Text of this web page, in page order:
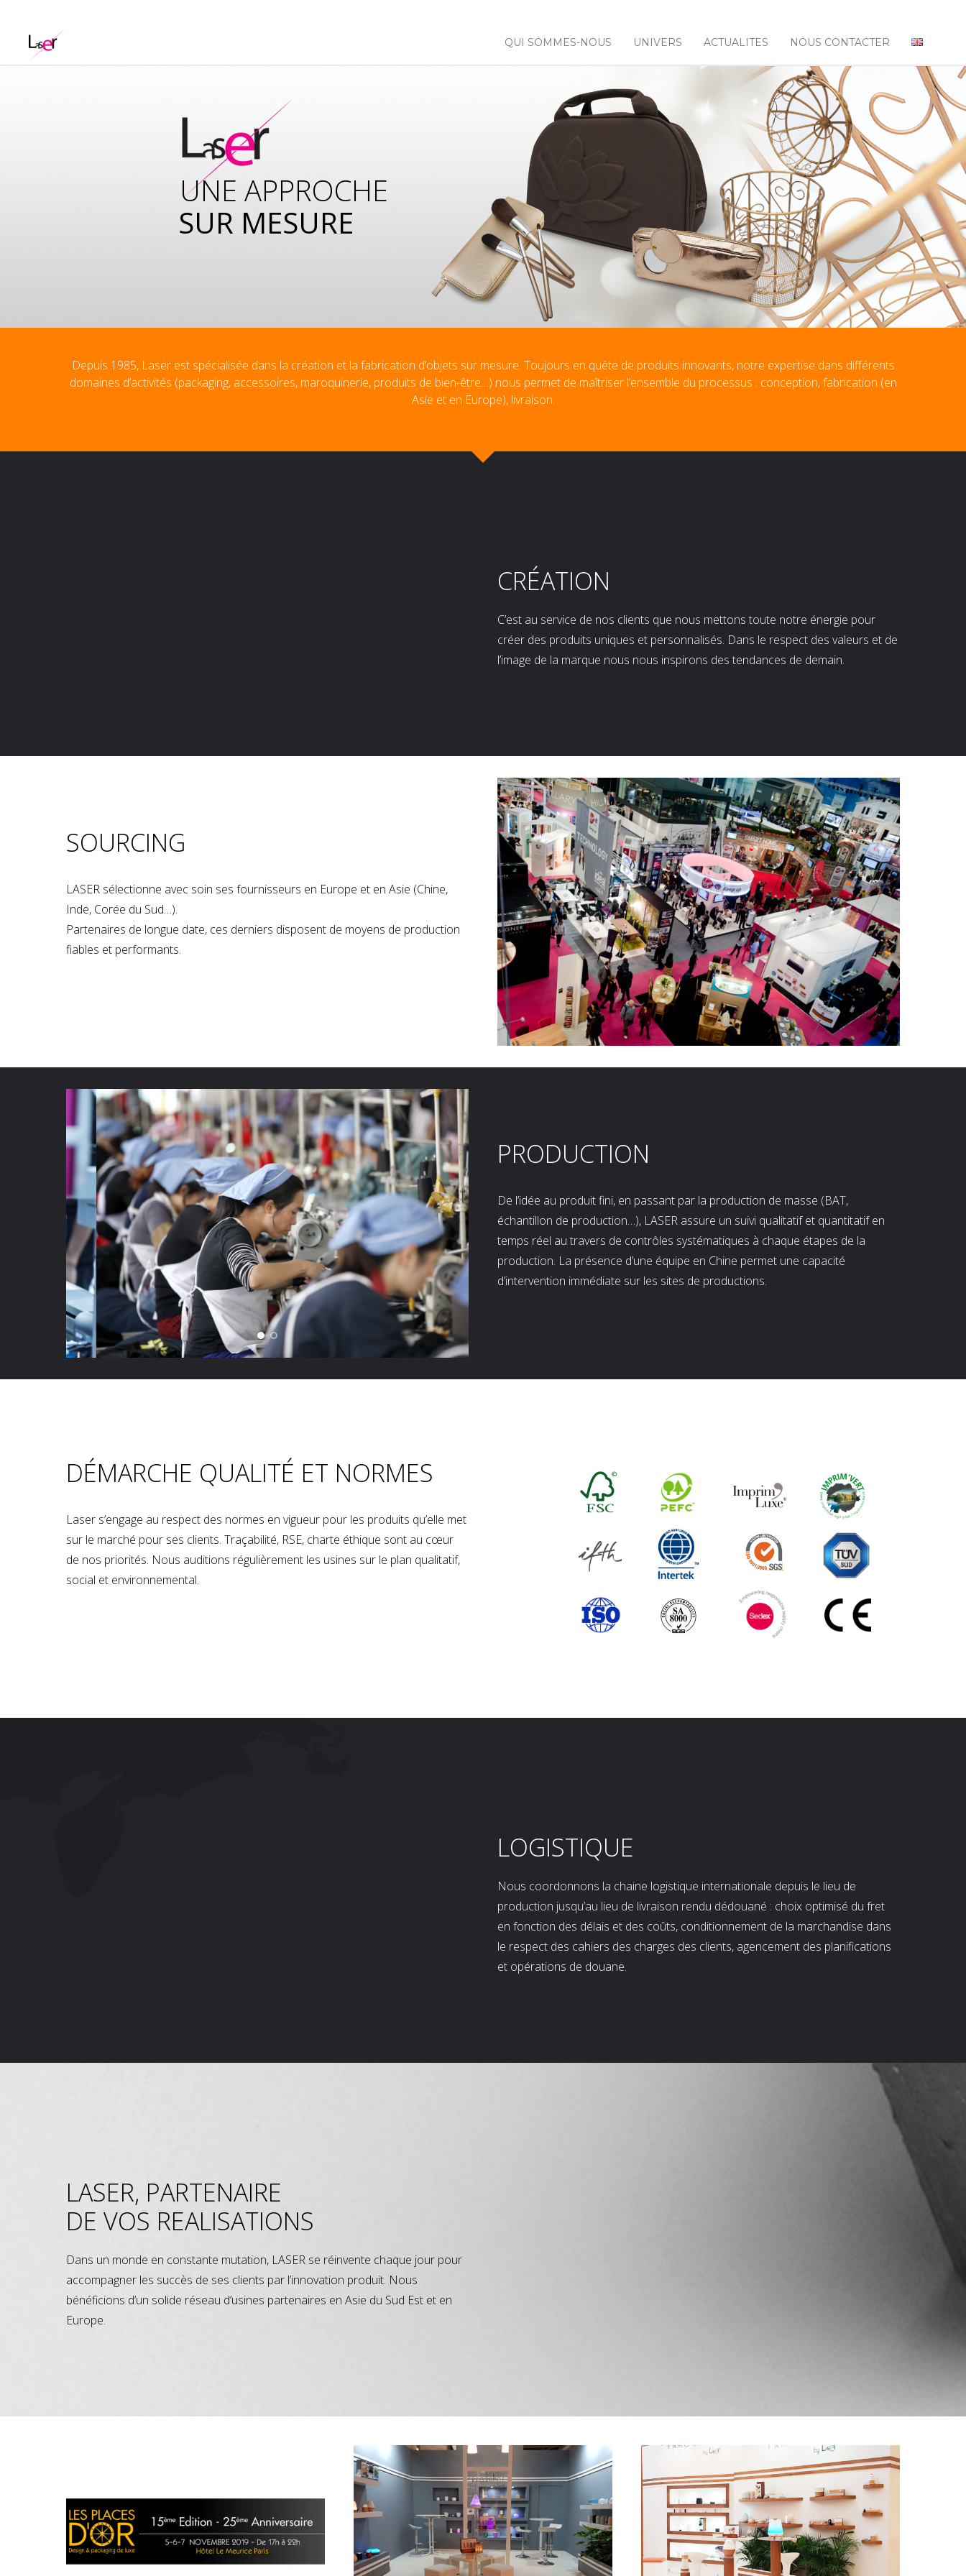
QUI SOMMES-NOUS UNIVERS ACTUALITES NOUS CONTACTER
SUR MESURE
UNE APPROCHE
Depuis 1985, Laser est spécialisée dans la création et la fabrication d’objets sur mesure. Toujours en quête de produits innovants, notre expertise dans différents
domaines d’activités (packaging, accessoires, maroquinerie, produits de bien-être…) nous permet de maîtriser l’ensemble du processus : conception, fabrication (en
Asie et en Europe), livraison.
CRÉATION
C’est au service de nos clients que nous mettons toute notre énergie pour
créer des produits uniques et personnalisés. Dans le respect des valeurs et de
l’image de la marque nous nous inspirons des tendances de demain.
SOURCING
LASER sélectionne avec soin ses fournisseurs en Europe et en Asie (Chine,
Inde, Corée du Sud…).
Partenaires de longue date, ces derniers disposent de moyens de production
fiables et performants.
PRODUCTION
De l’idée au produit fini, en passant par la production de masse (BAT,
échantillon de production…), LASER assure un suivi qualitatif et quantitatif en
temps réel au travers de contrôles systématiques à chaque étapes de la
production. La présence d’une équipe en Chine permet une capacité
d’intervention immédiate sur les sites de productions.
DÉMARCHE QUALITÉ ET NORMES
Laser s’engage au respect des normes en vigueur pour les produits qu’elle met
sur le marché pour ses clients. Traçabilité, RSE, charte éthique sont au cœur
de nos priorités. Nous auditions régulièrement les usines sur le plan qualitatif,
social et environnemental.
LOGISTIQUE
Nous coordonnons la chaine logistique internationale depuis le lieu de
production jusqu’au lieu de livraison rendu dédouané : choix optimisé du fret
en fonction des délais et des coûts, conditionnement de la marchandise dans
le respect des cahiers des charges des clients, agencement des planifications
et opérations de douane.
LASER, PARTENAIRE
DE VOS REALISATIONS
Dans un monde en constante mutation, LASER se réinvente chaque jour pour
accompagner les succès de ses clients par l’innovation produit. Nous
bénéficions d’un solide réseau d’usines partenaires en Asie du Sud Est et en
Europe.